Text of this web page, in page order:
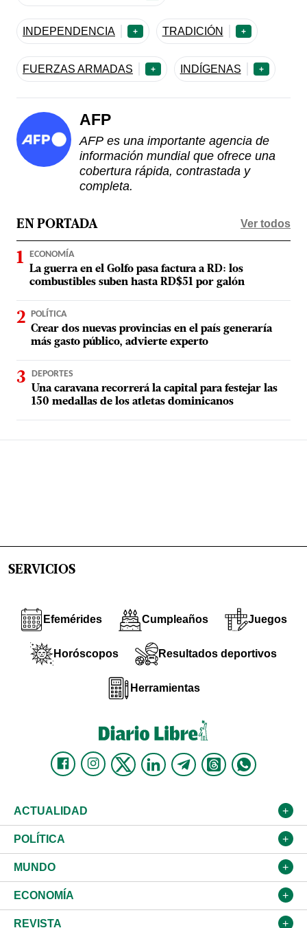
INDEPENDENCIA + TRADICIÓN +
FUERZAS ARMADAS + INDÍGENAS +
AFP
AFP es una importante agencia de
información mundial que ofrece una
cobertura rápida, contrastada y
completa.
EN PORTADA Ver todos
ECONOMÍA
La guerra en el Golfo pasa factura a RD: los
combustibles suben hasta RD$51 por galón
POLÍTICA
Crear dos nuevas provincias en el país generaría
más gasto público, advierte experto
DEPORTES
Una caravana recorrerá la capital para festejar las
150 medallas de los atletas dominicanos
SERVICIOS
Efemérides Cumpleaños Juegos
Horóscopos Resultados deportivos
Herramientas
ACTUALIDAD
Nacional
Ciudad
Educación
Salud
POLÍTICA
Partidos
JCE
TSE
MUNDO
Estados Unidos
América Latina
ECONOMÍA
Finanzas
REVISTA